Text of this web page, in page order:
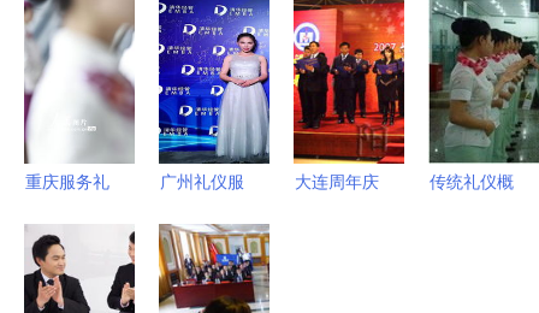
与礼仪课程
开课在即
量提升礼仪
培训的重要
性
诚
优雅之道
重庆服务礼
以待 全力
备战“五
广州礼仪服
挑选指南
专业与细节
大连周年庆
传统礼仪概